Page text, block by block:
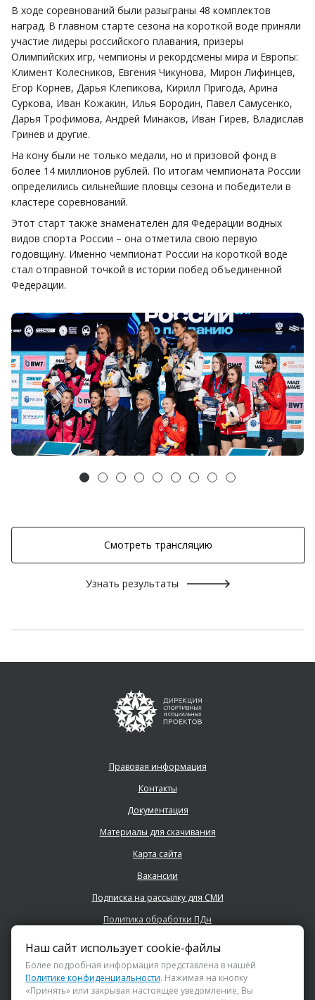
В ходе соревнований были разыграны 48 комплектов
наград. В главном старте сезона на короткой воде приняли
участие лидеры российского плавания, призеры
Олимпийских игр, чемпионы и рекордсмены мира и Европы:
Климент Колесников, Евгения Чикунова, Мирон Лифинцев,
Егор Корнев, Дарья Клепикова, Кирилл Пригода, Арина
Суркова, Иван Кожакин, Илья Бородин, Павел Самусенко,
Дарья Трофимова, Андрей Минаков, Иван Гирев, Владислав
Гринев и другие.
На кону были не только медали, но и призовой фонд в
более 14 миллионов рублей. По итогам чемпионата России
определились сильнейшие пловцы сезона и победители в
кластере соревнований.
Этот старт также знаменателен для Федерации водных
видов спорта России – она отметила свою первую
годовщину. Именно чемпионат России на короткой воде
стал отправной точкой в истории побед объединенной
Федерации.
Смотреть трансляцию
Узнать результаты
Правовая информация
Контакты
Документация
Материалы для скачивания
Карта сайта
Вакансии
Подписка на рассылку для СМИ
Политика обработки ПДн
+7 (843) 222 0700
Наш сайт использует cookie-файлы
Более подробная информация представлена в нашей
Политике конфиденциальности. Нажимая на кнопку
«Принять» или закрывая настоящее уведомление, Вы